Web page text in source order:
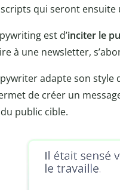
qui seront
est d’inciter le
à une newsletter,
adapte son
de créer un
public cible.